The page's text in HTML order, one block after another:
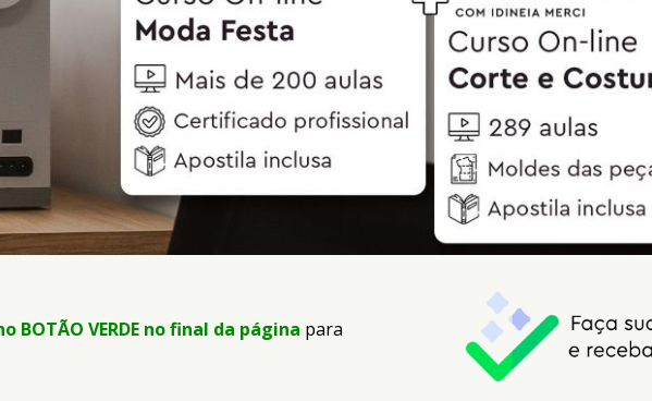
BOTÃO VERDE no final da página para